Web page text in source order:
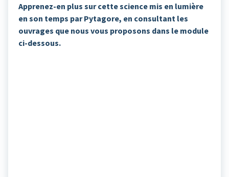
Apprenez-en plus sur cette science mis en lumière
en son temps par Pytagore, en consultant les
ouvrages que nous vous proposons dans le module
ci-dessous.